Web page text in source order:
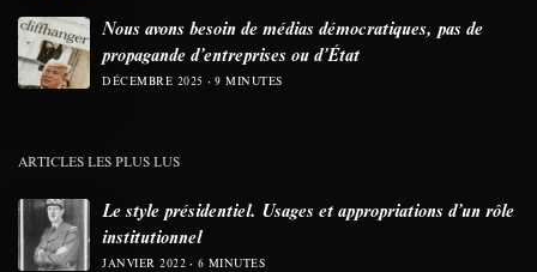
Nous avons besoin de médias démocratiques, pas de
propagande d’entreprises ou d’État
DÉCEMBRE 2025 9 MINUTES
ARTICLES LES PLUS LUS
Le style présidentiel. Usages et appropriations d’un rôle
institutionnel
JANVIER 2022 6 MINUTES